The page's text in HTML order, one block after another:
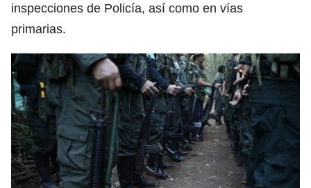
inspecciones de Policía, así como en vías
primarias.